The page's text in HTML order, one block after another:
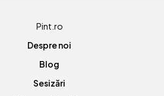
Pint.ro
Despre noi
Blog
Sesizări